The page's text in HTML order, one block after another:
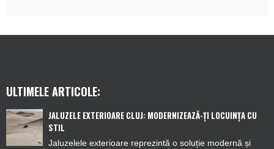
ULTIMELE ARTICOLE:
JALUZELE EXTERIOARE CLUJ: MODERNIZEAZĂ-ȚI LOCUINȚA CU
STIL
Jaluzelele exterioare reprezintă o soluție modernă și